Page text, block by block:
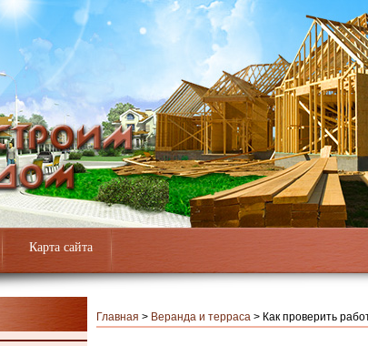
Карта сайта
Главная > Веранда и терраса > Как проверить